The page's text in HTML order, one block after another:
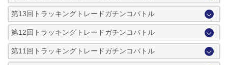
第13回トラッキングトレードガチンコバトル
第12回トラッキングトレードガチンコバトル
第11回トラッキングトレードガチンコバトル